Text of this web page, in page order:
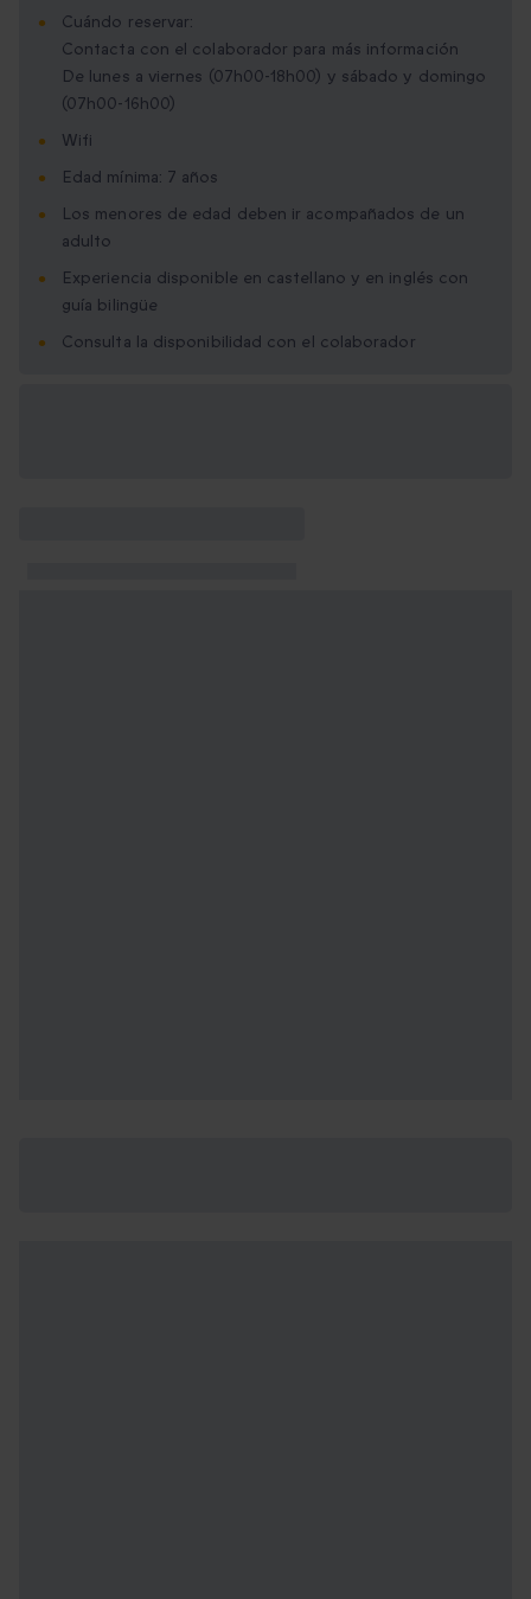
Cuándo reservar:
Contacta con el colaborador para más información
De lunes a viernes (07h00-18h00) y sábado y domingo
(07h00-16h00)
Wifi
Edad mínima: 7 años
Los menores de edad deben ir acompañados de un
adulto
Experiencia disponible en castellano y en inglés con
guía bilingüe
Consulta la disponibilidad con el colaborador